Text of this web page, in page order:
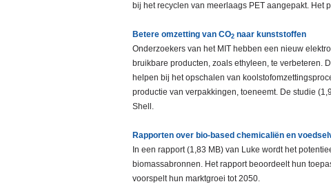
bij het recyclen van meerlaags PET aangepakt. Het
Betere omzetting van CO2 naar kunststoffen
Onderzoekers van het MIT hebben een nieuw
bruikbare producten, zoals ethyleen, te verbeteren.
helpen bij het opschalen van
productie van verpakkingen, toeneemt. De studie
Shell.
Rapporten over bio-based chemicaliën en
In een rapport (1,83 MB) van Luke wordt het
biomassabronnen. Het rapport beoordeelt hun
voorspelt hun marktgroei tot 2050.